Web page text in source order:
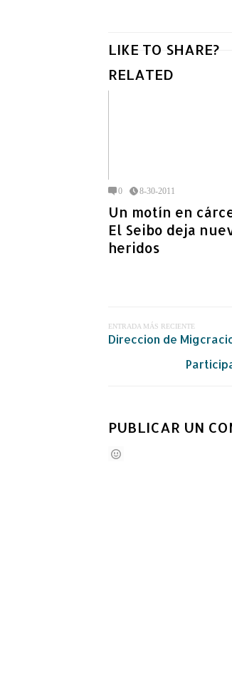
LIKE TO SHARE?
RELATED
0 8-30-2011
Un motín en
El Seibo deja
heridos
ENTRADA MÁS RECIENTE
Direccion de
PUBLICAR UN